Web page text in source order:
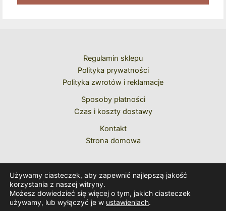
Kolejne Zakupy
Regulamin sklepu
Polityka prywatności
Polityka zwrotów i reklamacje
Sposoby płatności
Czas i koszty dostawy
Kontakt
Strona domowa
Używamy ciasteczek, aby zapewnić najlepszą jakość
korzystania z naszej witryny.
Możesz dowiedzieć się więcej o tym, jakich ciasteczek
używamy, lub wyłączyć je w ustawieniach.